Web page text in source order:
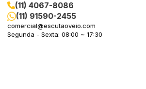
(11) 4067-8086
(11) 91590-2455
comercial@escutaoveio.com
Segunda - Sexta: 08:00 ~ 17:30